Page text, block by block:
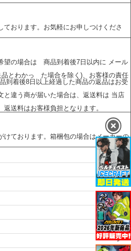
おります。お気軽にお申しつけくださ
望の場合は 商品到着後7日以内に メール
とわかっ た場合を除く)、お客様の責任
到着後8日以上経過した商品の返品はお受
違う商が届いた場合は、返送料は 当店
送料はお客様負担となります。
けております。箱梱包の場合はメーカーの